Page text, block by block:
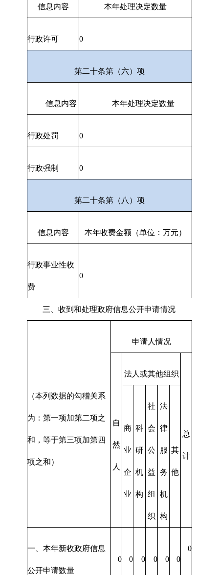
信息内容 本年处理决定数量
行政许可 0
第二十条第（六）项
信息内容 本年处理决定数量
行政处罚 0
行政强制 0
第二十条第（八）项
信息内容 本年收费金额（单位：万元）
行政事业性收
费
0
三、收到和处理政府信息公开申请情况
（本列数据的勾稽关系
为：第一项加第二项之
和，等于第三项加第四
项之和）
申请人情况
自
然
人
法人或其他组织
总
计
商
业
企
业
科
研
机
构
社
会
公
益
组
织
法
律
服
务
机
构
其
他
一、本年新收政府信息
公开申请数量
0 0 0 0 0 0
0